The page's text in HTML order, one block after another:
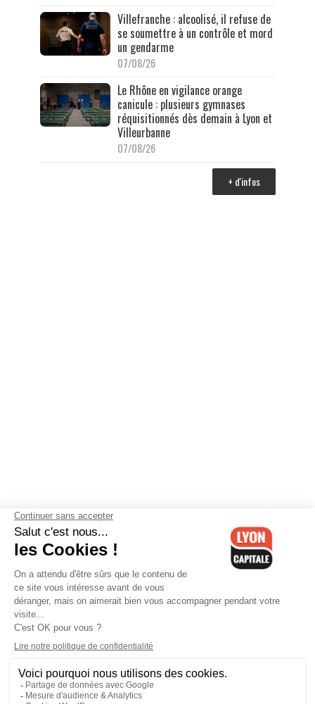
Villefranche : alcoolisé, il refuse de
se soumettre à un contrôle et mord
un gendarme
07/08/26
Le Rhône en vigilance orange
canicule : plusieurs gymnases
réquisitionnés dès demain à Lyon et
Villeurbanne
07/08/26
+ d'infos
Contactez-nous-Mentions légales-CGV-Politique de
confidentialité-Gestion des cookies